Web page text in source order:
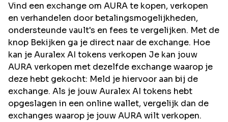
Vind een exchange om AURA te kopen, verkopen
en verhandelen door betalingsmogelijkheden,
ondersteunde vault's en fees te vergelijken. Met de
knop Bekijken ga je direct naar de exchange. Hoe
kan je Auralex AI tokens verkopen Je kan jouw
AURA verkopen met dezelfde exchange waarop je
deze hebt gekocht: Meld je hiervoor aan bij de
exchange. Als je jouw Auralex AI tokens hebt
opgeslagen in een online wallet, vergelijk dan de
exchanges waarop je jouw AURA wilt verkopen.